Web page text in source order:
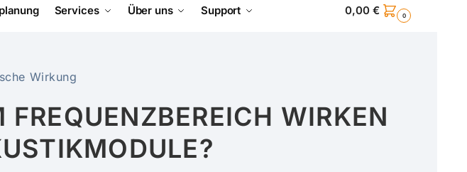
Services Über uns Support 0,00 € 0
Wirkung
FREQUENZBEREICH WIRKEN